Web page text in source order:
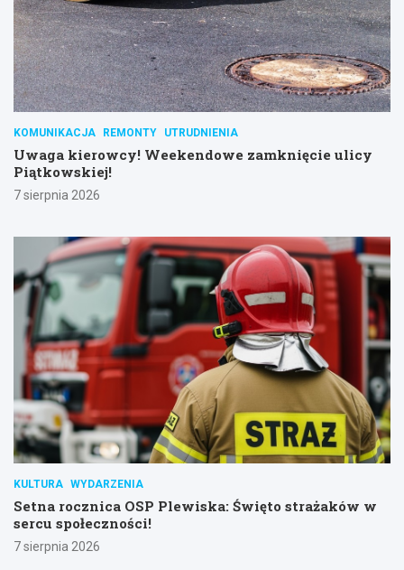
KOMUNIKACJA REMONTY UTRUDNIENIA
Uwaga kierowcy! Weekendowe zamknięcie ulicy
Piątkowskiej!
7 sierpnia 2026
KULTURA WYDARZENIA
Setna rocznica OSP Plewiska: Święto strażaków w
sercu społeczności!
7 sierpnia 2026